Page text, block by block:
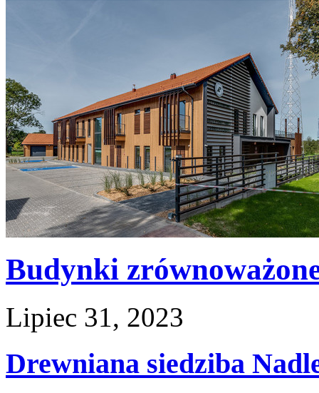
Budynki
Lipiec 31, 2023
Drewniana siedziba